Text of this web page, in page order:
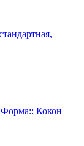
Форма:: Кокон